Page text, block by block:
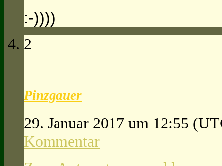
:-))))
2
Pinzgauer
29. Januar 2017 um 12:55
Kommentar